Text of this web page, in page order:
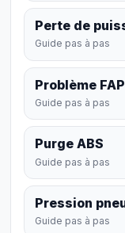
Perte de
Guide pas à pas
Problème
Guide pas à pas
Purge ABS
Guide pas à pas
Pression
Guide pas à pas